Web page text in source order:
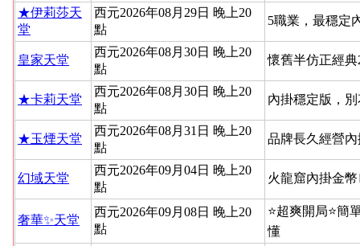
★伊莉莎天
堂
西元2026年08月29日 晚上20
點
5職業，最穩定
皇家天堂
西元2026年08月30日 晚上20
點
懷舊半仿正經
★卡莉天堂
西元2026年08月30日 晚上20
點
內掛穩定版，
★玉煙天堂
西元2026年08月31日 晚上20
點
品牌長久經營
幻域天堂
西元2026年09月04日 晚上20
點
火龍窟內掛金
奢華✨天堂
西元2026年09月08日 晚上20
點
⭐超爽開局⭐簡
懂